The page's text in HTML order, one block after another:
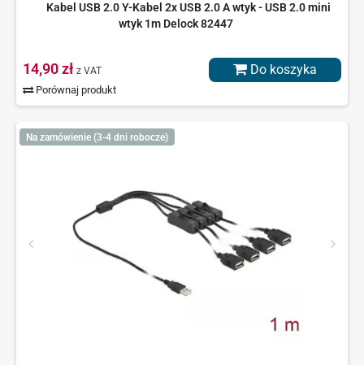
Kabel USB 2.0 Y-Kabel 2x USB 2.0 A wtyk - USB 2.0 mini
wtyk 1m Delock 82447
14,90 zł z VAT
Porównaj produkt
Do koszyka
Na zamówienie (3-4 dni robocze)